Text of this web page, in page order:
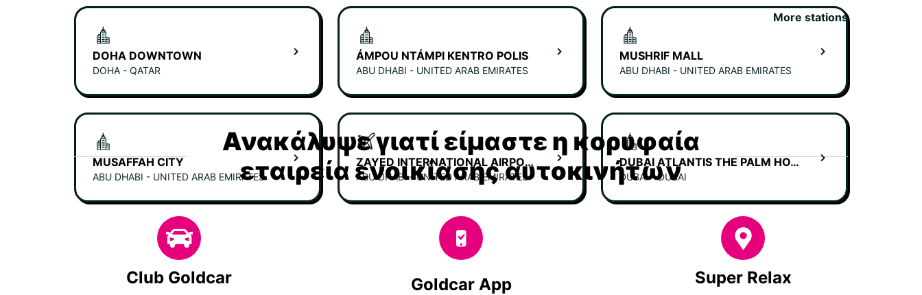
DOHA DOWNTOWN
DOHA - QATAR
ÁMPOU NTÁMPI KENTRO POLIS
ABU DHABI - UNITED ARAB EMIRATES
MUSHRIF MALL
ABU DHABI - UNITED ARAB EMIRATES
MUSAFFAH CITY
ABU DHABI - UNITED ARAB EMIRATES
ZAYED INTERNATIONAL AIRPORT - TERMINAL A
ABU DHABI - UNITED ARAB EMIRATES
DUBAI ATLANTIS THE PALM HOTEL
DUBAI - DUBAI
More stations
Ανακάλυψε γιατί είμαστε η κορυφαία
εταιρεία ενοικίασης αυτοκινήτων
Club Goldcar Goldcar App Super Relax